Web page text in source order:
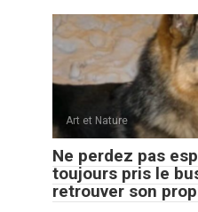
Art et Nature
Ne perdez pas
toujours pris le
retrouver son